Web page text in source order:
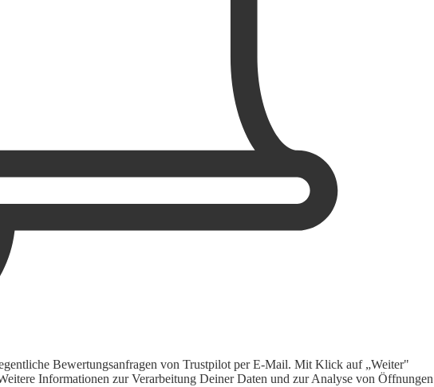
Bewertungsanfragen von Trustpilot per E-Mail. Mit Klick auf „Weiter"
Informationen zur Verarbeitung Deiner Daten und zur Analyse von Öffnungen